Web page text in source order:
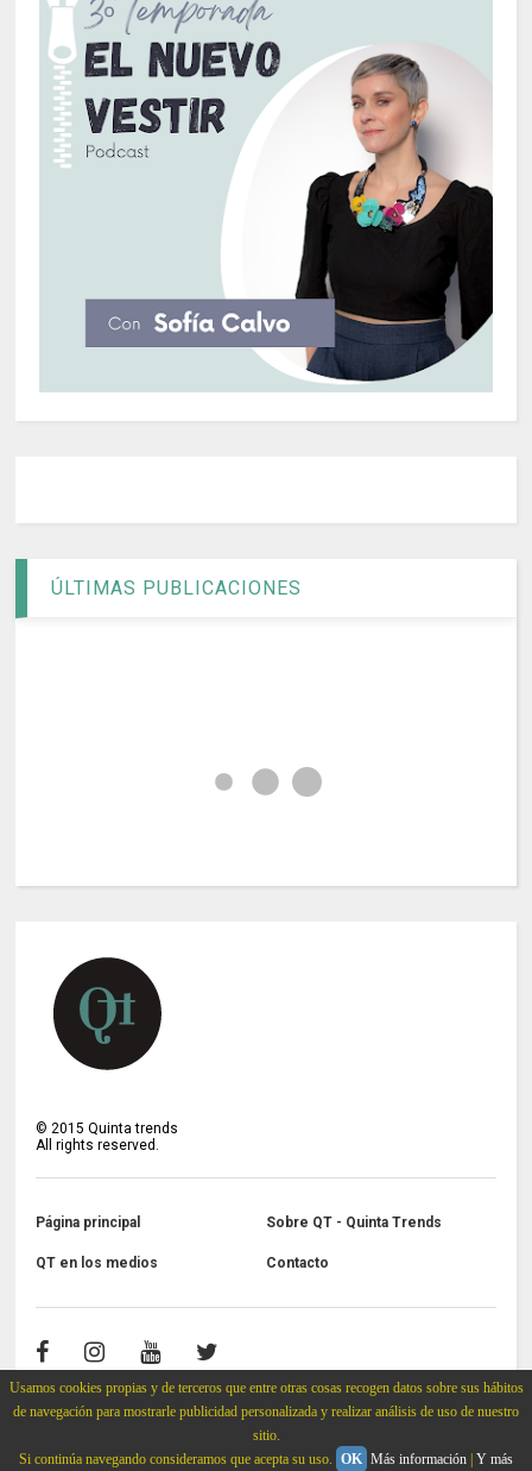
Usamos cookies propias y de terceros que entre otras cosas recogen datos sobre sus hábitos
de navegación para mostrarle publicidad personalizada y realizar análisis de uso de nuestro
sitio.
Si continúa navegando consideramos que acepta su uso. OK Más información Y más
ÚLTIMAS PUBLICACIONES
©2015 Quinta trends
All rights reserved.
Página principal Sobre QT - Quinta Trends
QT en los medios Contacto